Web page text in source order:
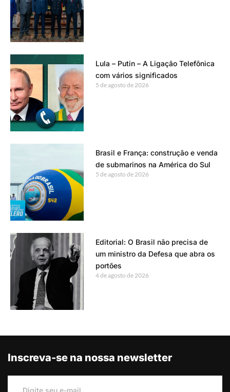
Lula – Putin – A Ligação Telefônica
com vários significados
5 de agosto de 2026
Brasil e França: construção e venda
de submarinos na América do Sul
5 de agosto de 2026
Editorial: O Brasil não precisa de
um ministro da Defesa que abra os
portões
4 de agosto de 2026
Inscreva-se na nossa newsletter